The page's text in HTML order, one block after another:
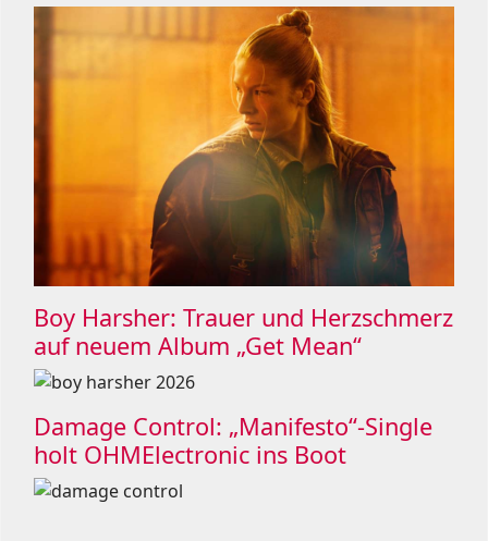
Boy Harsher: Trauer und Herzschmerz
auf neuem Album „Get Mean“
Damage Control: „Manifesto“-Single
holt OHMElectronic ins Boot